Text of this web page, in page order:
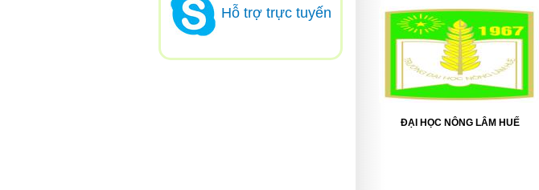
Hỗ trợ trực tuyến
ĐẠI HỌC NÔNG LÂM HUẾ